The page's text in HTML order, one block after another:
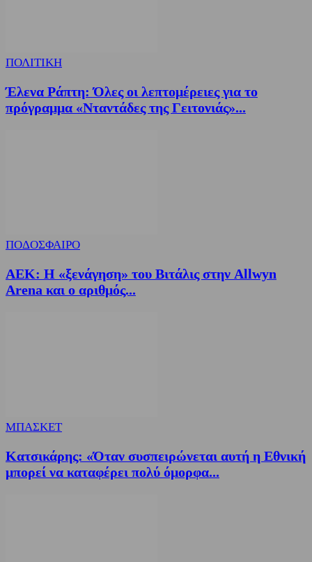
ΠΟΛΙΤΙΚΗ
Έλενα Ράπτη: Όλες οι λεπτομέρειες για το
πρόγραμμα «Νταντάδες της Γειτονιάς»...
ΠΟΔΟΣΦΑΙΡΟ
ΑΕΚ: Η «ξενάγηση» του Βιτάλις στην Allwyn
Arena και ο αριθμός...
ΜΠΑΣΚΕΤ
Κατσικάρης: «Όταν συσπειρώνεται αυτή η Εθνική
μπορεί να καταφέρει πολύ όμορφα...